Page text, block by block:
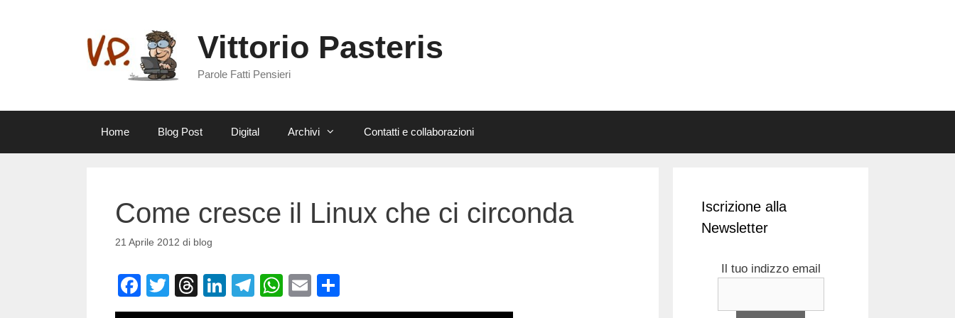
Vittorio Pasteris
Parole Fatti Pensieri
Home Blog Post Digital Archivi Contatti e collaborazioni
Come cresce il Linux che ci circonda
21 Aprile 2012 di blog
F
a
T
wi
T
hr
Li
n
T
el
W
h
E
m o
Iscrizione alla
Newsletter
Il tuo indizzo email